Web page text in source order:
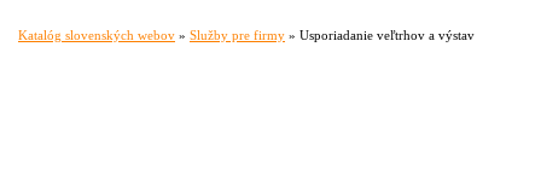
Katalóg slovenských webov » Služby pre firmy » Usporiadanie veľtrhov a výstav